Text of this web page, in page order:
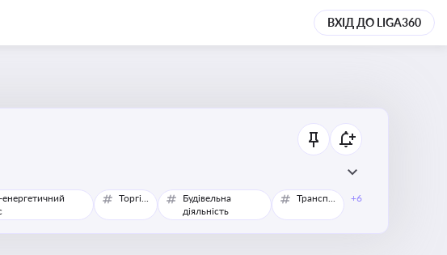
ВХІД ДО LIGA360
Торгівля
Будівельна
діяльність
Транспорт +6